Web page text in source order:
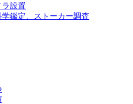
設置
鑑定、ストーカー調査